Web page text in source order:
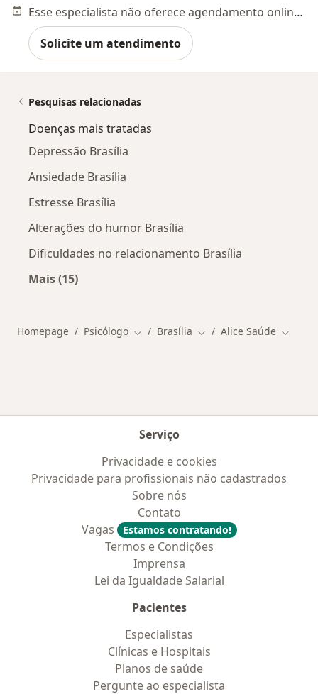
Esse especialista não oferece agendamento online para esse endereço.
Solicite um atendimento
Pesquisas relacionadas
Doenças mais tratadas
Depressão Brasília
Ansiedade Brasília
Estresse Brasília
Alterações do humor Brasília
Dificuldades no relacionamento Brasília
Mais (15)
Homepage Psicólogo Mudar de cidade
Brasília Mudar de cidade
Alice Saúde Mudar
Serviço
Privacidade e cookies
Privacidade para profissionais não cadastrados
Sobre nós
Contato
Vagas
Estamos contratando!
Termos e Condições
Imprensa
Lei da Igualdade Salarial
Pacientes
Especialistas
Clínicas e Hospitais
Planos de saúde
Pergunte ao especialista